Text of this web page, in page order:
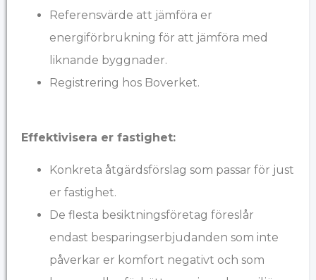
Referensvärde att jämföra er
energiförbrukning för att jämföra med
liknande byggnader.
Registrering hos Boverket.
Effektivisera er fastighet:
Konkreta åtgärdsförslag som passar för just
er fastighet.
De flesta besiktningsföretag föreslår
endast besparingserbjudanden som inte
påverkar er komfort negativt och som